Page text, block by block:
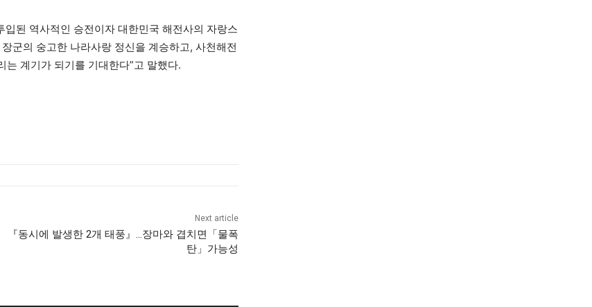
된 역사적인 승전이자 대한민국 해전사의 자랑스
군의 숭고한 나라사랑 정신을 계승하고, 사천해전
계기가 되기를 기대한다”고 말했다.
Next article
『동시에 발생한 2개 태풍』…장마와 겹치면「물폭
탄」가능성